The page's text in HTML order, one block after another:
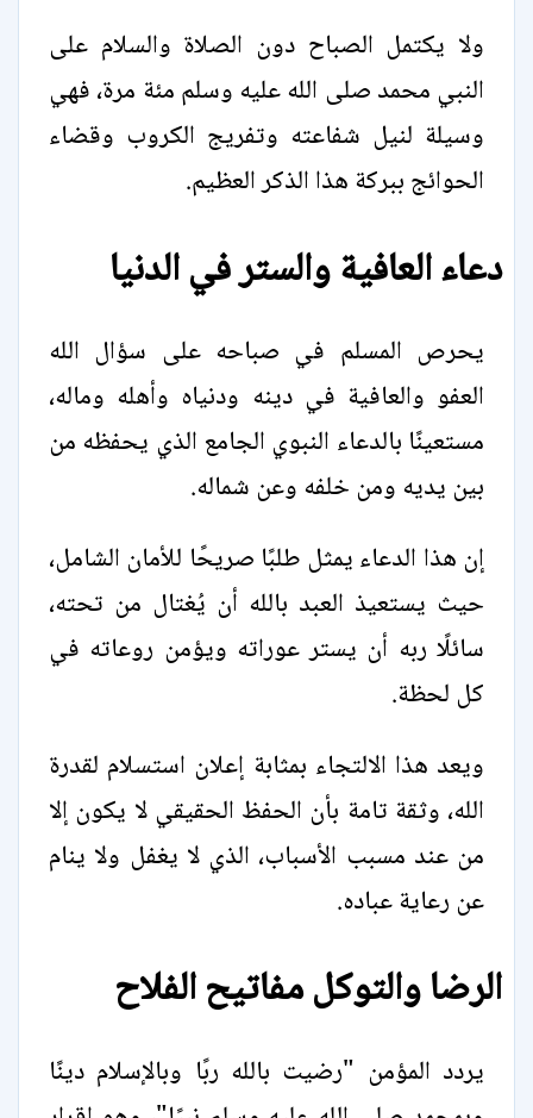
ولا يكتمل الصباح دون الصلاة والسلام على
النبي محمد صلى الله عليه وسلم مئة مرة، فهي
وسيلة لنيل شفاعته وتفريج الكروب وقضاء
الحوائج ببركة هذا الذكر العظيم.
دعاء العافية والستر في الدنيا
يحرص المسلم في صباحه على سؤال الله
العفو والعافية في دينه ودنياه وأهله وماله،
مستعينًا بالدعاء النبوي الجامع الذي يحفظه من
بين يديه ومن خلفه وعن شماله.
إن هذا الدعاء يمثل طلبًا صريحًا للأمان الشامل،
حيث يستعيذ العبد بالله أن يُغتال من تحته،
سائلًا ربه أن يستر عوراته ويؤمن روعاته في
كل لحظة.
ويعد هذا الالتجاء بمثابة إعلان استسلام لقدرة
الله، وثقة تامة بأن الحفظ الحقيقي لا يكون إلا
من عند مسبب الأسباب، الذي لا يغفل ولا ينام
عن رعاية عباده.
الرضا والتوكل مفاتيح الفلاح
يردد المؤمن "رضيت بالله ربًا وبالإسلام دينًا